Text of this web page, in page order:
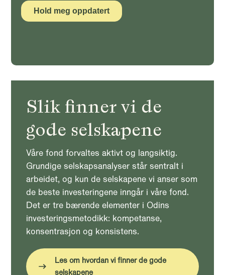
Slik finner vi de
gode selskapene
Våre fond forvaltes aktivt og langsiktig.
Grundige selskapsanalyser står sentralt i
arbeidet, og kun de selskapene vi anser som
de beste investeringene inngår i våre fond.
Det er tre bærende elementer i Odins
investeringsmetodikk: kompetanse,
konsentrasjon og konsistens.
Les om hvordan vi finner de gode
selskapene